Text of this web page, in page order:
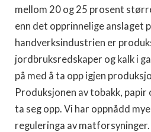
mellom 20 og 25 prosent
enn det opprinnelige anslaget
handverksindustrien er
jordbruksredskaper og kalk i
på med å ta opp igjen
Produksjonen av tobakk,
ta seg opp. Vi har oppnådd
reguleringa av